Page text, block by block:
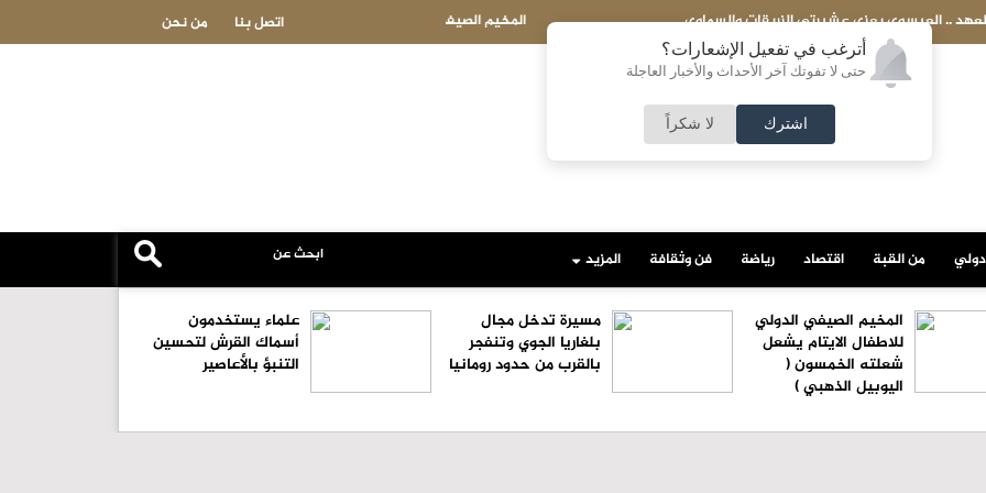
أترغب في تفعيل الإشعارات؟
حتى لا تفوتك آخر الأحداث والأخبار العاجلة
اشترك لا شكراً
الدولي للاطفال الايتام يشعل شعلته الخمسون ( اليوبيل الذهبي ) مسيرة تدخل مجال بلغاريا الجوي وتنفجر بالقرب من حدود رومانيا
من نحن اتصل بنا
من القبة اقتصاد رياضة فن وثقافة المزيد
المخيم الصيفي الدولي
للاطفال الايتام يشعل
شعلته الخمسون (
اليوبيل الذهبي )
مسيرة تدخل مجال
بلغاريا الجوي وتنفجر
بالقرب من حدود رومانيا
علماء يستخدمون
أسماك القرش لتحسين
التنبؤ بالأعاصير